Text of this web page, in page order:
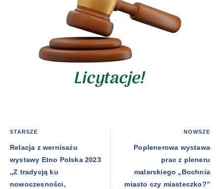
STARSZE
Relacja z wernisażu
wystawy Etno Polska 2023
„Z tradycją ku
nowoczesności,
NOWSZE
Poplenerowa wystawa
prac z pleneru
malarskiego „Bochnia
miasto czy miasteczko?”